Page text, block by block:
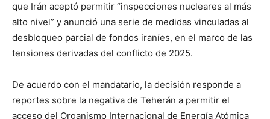
que Irán aceptó permitir “inspecciones nucleares al más
alto nivel” y anunció una serie de medidas vinculadas al
desbloqueo parcial de fondos iraníes, en el marco de las
tensiones derivadas del conflicto de 2025.
De acuerdo con el mandatario, la decisión responde a
reportes sobre la negativa de Teherán a permitir el
acceso del Organismo Internacional de Energía Atómica